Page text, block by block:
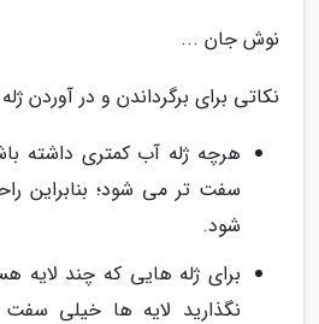
نوش جان ...
نکاتی برای برگرداندن و در آوردن
هرچه ژله آب کمتری داشته
سفت تر می شود؛ بنابراین
شود.
برای ژله هایی که چند لایه
نگذارید لایه ها خیلی